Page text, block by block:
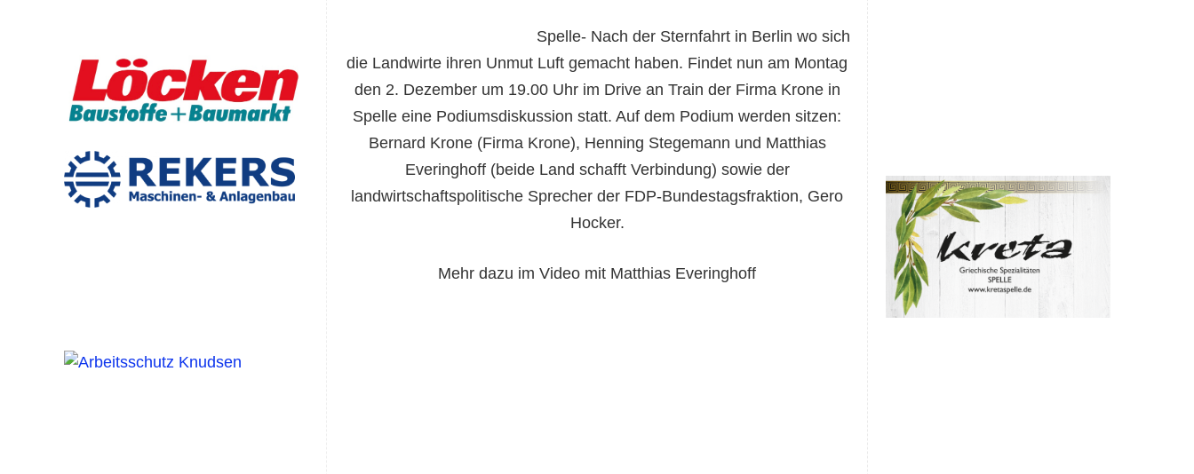
Spelle- Nach der Sternfahrt in Berlin wo sich
die Landwirte ihren Unmut Luft gemacht haben. Findet nun am Montag
den 2. Dezember um 19.00 Uhr im Drive an Train der Firma Krone in
Spelle eine Podiumsdiskussion statt. Auf dem Podium werden sitzen:
Bernard Krone (Firma Krone), Henning Stegemann und Matthias
Everinghoff (beide Land schafft Verbindung) sowie der
landwirtschaftspolitische Sprecher der FDP-Bundestagsfraktion, Gero
Hocker.
Mehr dazu im Video mit Matthias Everinghoff